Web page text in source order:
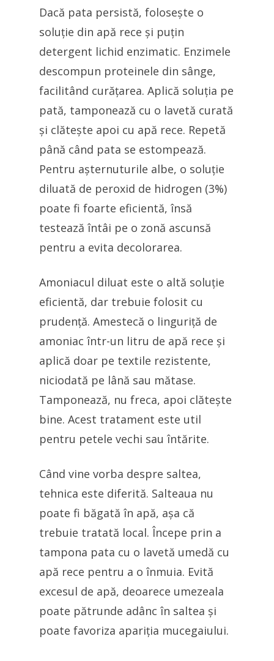
Dacă pata persistă, folosește o
soluție din apă rece și puțin
detergent lichid enzimatic. Enzimele
descompun proteinele din sânge,
facilitând curățarea. Aplică soluția pe
pată, tamponează cu o lavetă curată
și clătește apoi cu apă rece. Repetă
până când pata se estompează.
Pentru așternuturile albe, o soluție
diluată de peroxid de hidrogen (3%)
poate fi foarte eficientă, însă
testează întâi pe o zonă ascunsă
pentru a evita decolorarea.
Amoniacul diluat este o altă soluție
eficientă, dar trebuie folosit cu
prudență. Amestecă o linguriță de
amoniac într-un litru de apă rece și
aplică doar pe textile rezistente,
niciodată pe lână sau mătase.
Tamponează, nu freca, apoi clătește
bine. Acest tratament este util
pentru petele vechi sau întărite.
Când vine vorba despre saltea,
tehnica este diferită. Salteaua nu
poate fi băgată în apă, așa că
trebuie tratată local. Începe prin a
tampona pata cu o lavetă umedă cu
apă rece pentru a o înmuia. Evită
excesul de apă, deoarece umezeala
poate pătrunde adânc în saltea și
poate favoriza apariția mucegaiului.